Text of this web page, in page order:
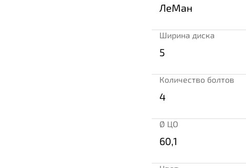
ЛеМан
Ширина диска
5
Количество болтов
4
Ø ЦО
60,1